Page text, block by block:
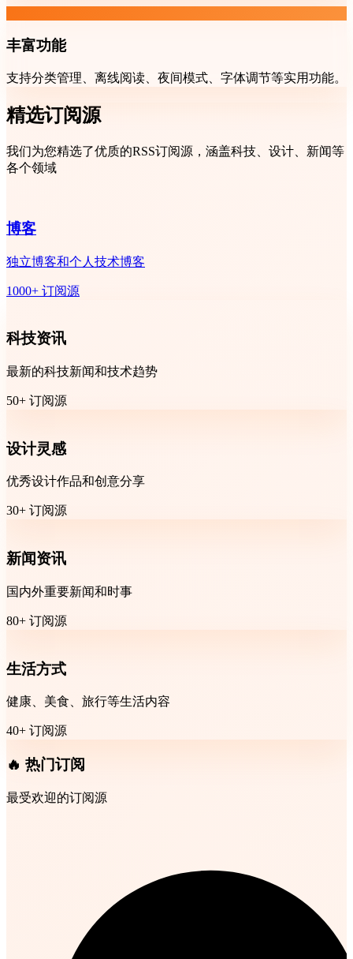
丰富功能
支持分类管理、离线阅读、夜间模式、字体调节等实用功能。
精选订阅源
我们为您精选了优质的RSS订阅源，涵盖科技、设计、新闻等
各个领域
博客
独立博客和个人技术博客
1000+ 订阅源
科技资讯
最新的科技新闻和技术趋势
50+ 订阅源
设计灵感
优秀设计作品和创意分享
30+ 订阅源
新闻资讯
国内外重要新闻和时事
80+ 订阅源
生活方式
健康、美食、旅行等生活内容
40+ 订阅源
🔥 热门订阅
最受欢迎的订阅源